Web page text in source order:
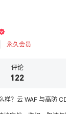
永久会员
评论
122
样？云 WAF 与高防